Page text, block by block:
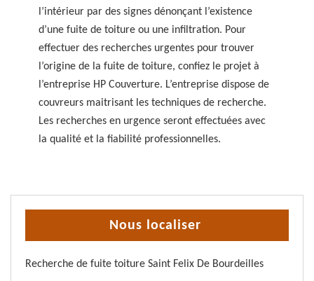
l’intérieur par des signes dénonçant l’existence
d’une fuite de toiture ou une infiltration. Pour
effectuer des recherches urgentes pour trouver
l’origine de la fuite de toiture, confiez le projet à
l’entreprise HP Couverture. L’entreprise dispose de
couvreurs maitrisant les techniques de recherche.
Les recherches en urgence seront effectuées avec
la qualité et la fiabilité professionnelles.
Nous localiser
Recherche de fuite toiture Saint Felix De Bourdeilles